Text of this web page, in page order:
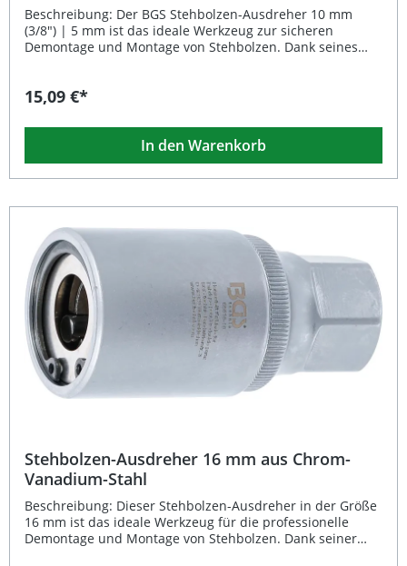
Beschreibung: Der BGS Stehbolzen-Ausdreher 10 mm
(3/8") | 5 mm ist das ideale Werkzeug zur sicheren
Demontage und Montage von Stehbolzen. Dank seines
Abrutschen beim Arbeiten. Die Kombination aus
verchromtem hinterem Bereich sorgt für Langlebigkeit
und Korrosionsschutz. Das robuste Design aus Chrom-
Vanadium-Stahl garantiert eine hohe Lebensdauer selbst
bei anspruchsvollen Werkstatteinsätzen. Mit seinem 19
Ausdreher kompatibel mit herkömmlichen
Handwerkzeugen und Ratschen. Präzises Arbeiten durch
3 Klemmwalzen für optimalen Halt Rutschfester Griff dank
Rändelung Langlebige Verarbeitung aus hochwertigem
Chrom-Vanadium-Stahl Korrosionsgeschützt durch
hochglanz- und mattverchromte Oberfläche Praktisch für
den Werkstattgebrauch durch 19 mm Außensechskant
Lieferumfang: 1x BGS Stehbolzen-Ausdreher 10 mm (3/8")
| 5 mm
15,09 €*
In den Warenkorb
Stehbolzen-Ausdreher 16 mm aus Chrom-
Vanadium-Stahl
Beschreibung: Dieser Stehbolzen-Ausdreher in der Größe
16 mm ist das ideale Werkzeug für die professionelle
Demontage und Montage von Stehbolzen. Dank seiner